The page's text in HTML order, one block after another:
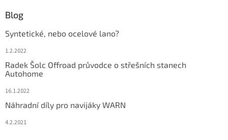
Blog
Syntetické, nebo ocelové lano?
1.2.2022
Radek Šolc Offroad průvodce o střešních stanech
Autohome
16.1.2022
Náhradní díly pro navijáky WARN
4.2.2021